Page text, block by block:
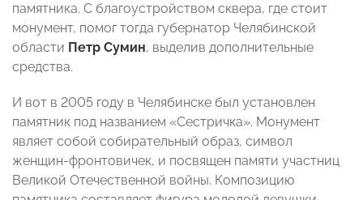
памятника. С благоустройством сквера, где стоит
монумент, помог тогда губернатор Челябинской
области Петр Сумин, выделив дополнительные
средства.
И вот в 2005 году в Челябинске был установлен
памятник под названием «Сестричка». Монумент
являет собой собирательный образ, символ
женщин-фронтовичек, и посвящен памяти участниц
Великой Отечественной войны. Композицию